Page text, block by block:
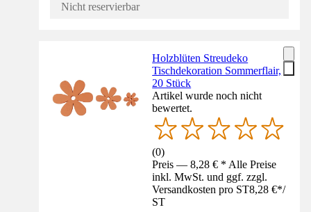
Nicht reservierbar
Holzblüten Streudeko
Tischdekoration Sommerflair,
20 Stück
Artikel wurde noch nicht
bewertet.
(0)
Preis — 8,28 € * Alle Preise
inkl. MwSt. und ggf. zzgl.
Versandkosten pro ST8,28 €*/
ST